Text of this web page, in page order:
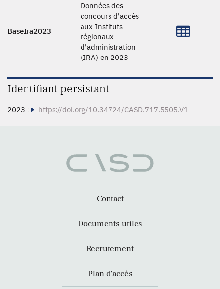
BaseIra2023
Données des
concours d'accès
aux Instituts
régionaux
d'administration
(IRA) en 2023
Identifiant persistant
2023 : https://doi.org/10.34724/CASD.717.5505.V1
Contact
Documents utiles
Recrutement
Plan d’accès